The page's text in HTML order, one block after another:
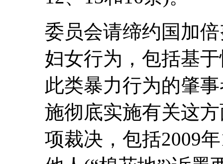
委员会请缔约国加
妇女行为，包括基
此类暴力行为的肇
施彻底实施有关这
项裁决，包括2009